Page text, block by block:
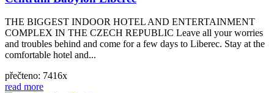
THE BIGGEST INDOOR HOTEL AND ENTERTAINMENT
COMPLEX IN THE CZECH REPUBLIC Leave all your worries
and troubles behind and come for a few days to Liberec. Stay at the
comfortable hotel and...
přečteno: 7416x
read more